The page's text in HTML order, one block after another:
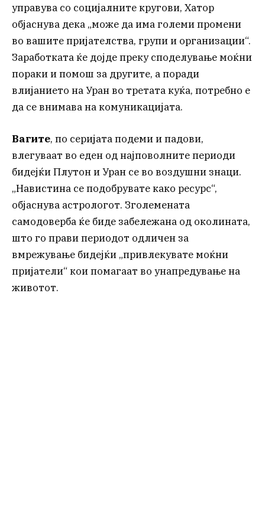
управува со социјалните кругови, Хатор
објаснува дека „може да има големи промени
во вашите пријателства, групи и организации“.
Заработката ќе дојде преку споделување моќни
пораки и помош за другите, а поради
влијанието на Уран во третата куќа, потребно е
да се внимава на комуникацијата.
Вагите, по серијата подеми и падови,
влегуваат во еден од најповолните периоди
бидејќи Плутон и Уран се во воздушни знаци.
„Навистина се подобрувате како ресурс“,
објаснува астрологот. Зголемената
самодоверба ќе биде забележана од околината,
што го прави периодот одличен за
вмрежување бидејќи „привлекувате моќни
пријатели“ кои помагаат во унапредување на
животот.